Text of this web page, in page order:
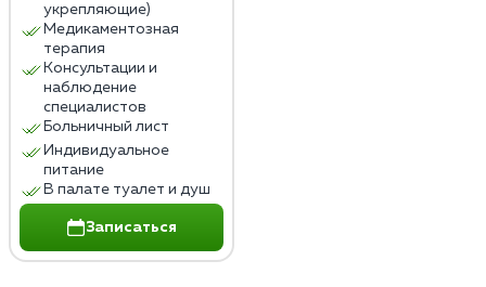
укрепляющие)
Медикаментозная
терапия
Консультации и
наблюдение
специалистов
Больничный лист
Индивидуальное
питание
В палате туалет и душ
Записаться